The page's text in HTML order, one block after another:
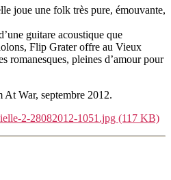
joue une folk très pure, émouvante,
guitare acoustique que
Flip Grater offre au Vieux
romanesques, pleines d’amour pour
War, septembre 2012.
2-28082012-1051.jpg (117 KB)